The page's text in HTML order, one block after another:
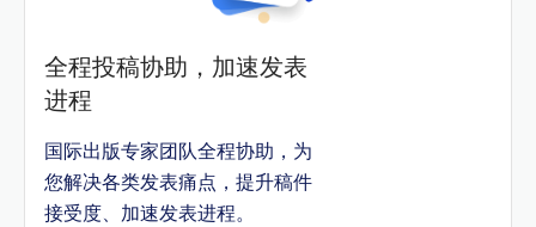
全程投稿协助，加速发表
进程
国际出版专家团队全程协助，为
您解决各类发表痛点，提升稿件
接受度、加速发表进程。